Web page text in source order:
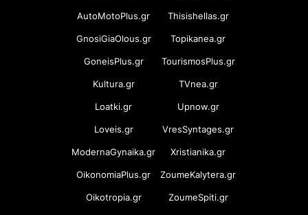
AutoMotoPlus.gr Thisishellas.gr
GnosiGiaOlous.gr Topikanea.gr
GoneisPlus.gr TourismosPlus.gr
Kultura.gr TVnea.gr
Loatki.gr Upnow.gr
Loveis.gr VresSyntages.gr
ModernaGynaika.gr Xristianika.gr
OikonomiaPlus.gr ZoumeKalytera.gr
Oikotropia.gr ZoumeSpiti.gr